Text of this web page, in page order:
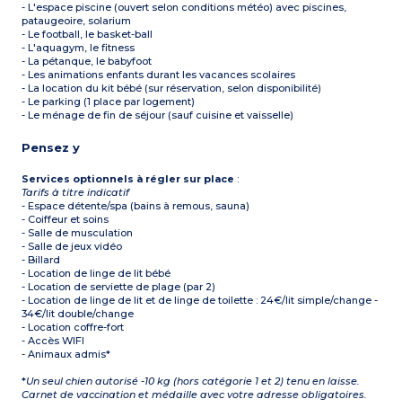
- L'espace piscine (ouvert selon conditions météo) avec piscines,
pataugeoire, solarium
- Le football, le basket-ball
- L'aquagym, le fitness
- La pétanque, le babyfoot
- Les animations enfants durant les vacances scolaires
- La location du kit bébé (sur réservation, selon disponibilité)
- Le parking (1 place par logement)
- Le ménage de fin de séjour (sauf cuisine et vaisselle)
Pensez y
Services optionnels à régler sur place :
Tarifs à titre indicatif
- Espace détente/spa (bains à remous, sauna)
- Coiffeur et soins
- Salle de musculation
- Salle de jeux vidéo
- Billard
- Location de linge de lit bébé
- Location de serviette de plage (par 2)
- Location de linge de lit et de linge de toilette : 24€/lit simple/change -
34€/lit double/change
- Location coffre-fort
- Accès WIFI
- Animaux admis*
*Un seul chien autorisé -10 kg (hors catégorie 1 et 2) tenu en laisse.
Carnet de vaccination et médaille avec votre adresse obligatoires.